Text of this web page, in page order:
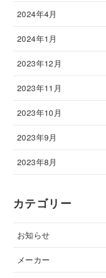
2024年4月
2024年1月
2023年12月
2023年11月
2023年10月
2023年9月
2023年8月
カテゴリー
お知らせ
メーカー